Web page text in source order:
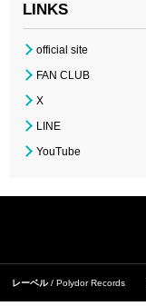
LINKS
official site
FAN CLUB
X
LINE
YouTube
レーベル Polydor Records